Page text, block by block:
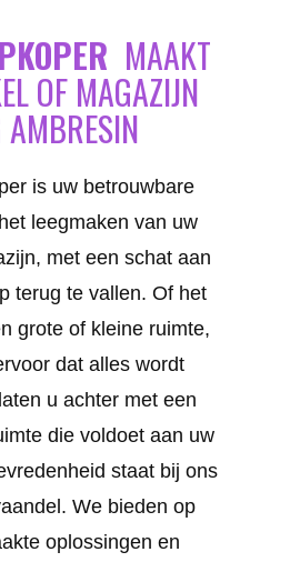
MAAKT
OF MAGAZIJN
AMBRESIN
is uw betrouwbare
leegmaken van uw
met een schat aan
terug te vallen. Of het
grote of kleine ruimte,
dat alles wordt
u achter met een
die voldoet aan uw
staat bij ons
We bieden op
oplossingen en